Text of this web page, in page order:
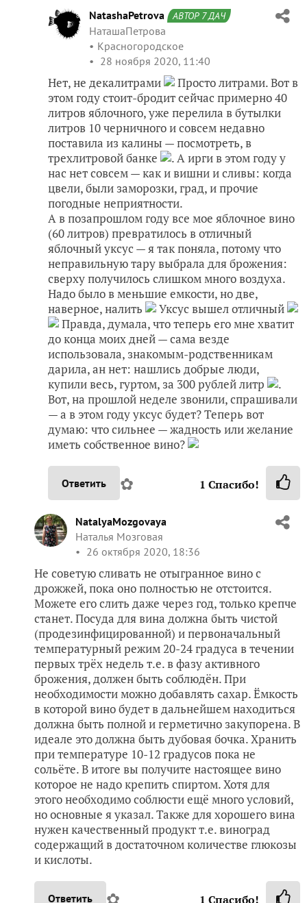
NatashaPetrova АВТОР 7 ДАЧ
НаташаПетрова
Красногородское
28 ноября 2020, 11:40
Нет, не декалитрами
Просто литрами. Вот в
этом году стоит-бродит сейчас примерно 40
литров яблочного, уже перелила в бутылки
литров 10 черничного и совсем недавно
поставила из калины — посмотреть, в
трехлитровой банке
. А ирги в этом году у
нас нет совсем — как и вишни и сливы: когда
цвели, были заморозки, град, и прочие
погодные неприятности.
А в позапрошлом году все мое яблочное вино
(60 литров) превратилось в отличный
яблочный уксус — я так поняла, потому что
неправильную тару выбрала для брожения:
сверху получилось слишком много воздуха.
Надо было в меньшие емкости, но две,
наверное, налить
Уксус вышел отличный
Правда, думала, что теперь его мне хватит
до конца моих дней — сама везде
использовала, знакомым-родственникам
дарила, ан нет: нашлись добрые люди,
купили весь, гуртом, за 300 рублей литр
.
Вот, на прошлой неделе звонили, спрашивали
— а в этом году уксус будет? Теперь вот
думаю: что сильнее — жадность или желание
иметь собственное вино?
Ответить ✿ 1 Спасибо!
NatalyaMozgovaya
Наталья Мозговая
26 октября 2020, 18:36
Не советую сливать не отыгранное вино с
дрожжей, пока оно полностью не отстоится.
Можете его слить даже через год, только крепче
станет. Посуда для вина должна быть чистой
(продезинфицированной) и первоначальный
температурный режим 20-24 градуса в течении
первых трёх недель т.е. в фазу активного
брожения, должен быть соблюдён. При
необходимости можно добавлять сахар. Ёмкость
в которой вино будет в дальнейшем находиться
должна быть полной и герметично закупорена. В
идеале это должна быть дубовая бочка. Хранить
при температуре 10-12 градусов пока не
сольёте. В итоге вы получите настоящее вино
которое не надо крепить спиртом. Хотя для
этого необходимо соблюсти ещё много условий,
но основные я указал. Также для хорошего вина
нужен качественный продукт т.е. виноград
содержащий в достаточном количестве глюкозы
и кислоты.
Ответить 1 Спасибо!